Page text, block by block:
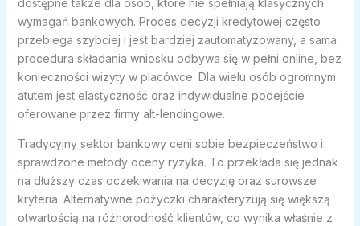
dostępne także dla osób, które nie spełniają klasycznych
wymagań bankowych. Proces decyzji kredytowej często
przebiega szybciej i jest bardziej zautomatyzowany, a sama
procedura składania wniosku odbywa się w pełni online, bez
konieczności wizyty w placówce. Dla wielu osób ogromnym
atutem jest elastyczność oraz indywidualne podejście
oferowane przez firmy alt-lendingowe.
Tradycyjny sektor bankowy ceni sobie bezpieczeństwo i
sprawdzone metody oceny ryzyka. To przekłada się jednak
na dłuższy czas oczekiwania na decyzję oraz surowsze
kryteria. Alternatywne pożyczki charakteryzują się większą
otwartością na różnorodność klientów, co wynika właśnie z